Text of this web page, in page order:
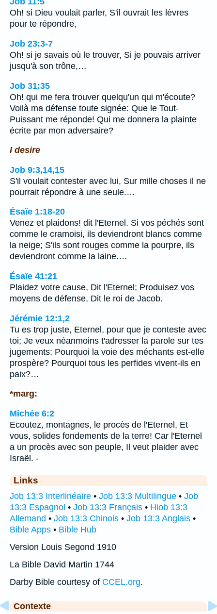
Oh! si Dieu voulait parler, S'il ouvrait les lèvres
pour te répondre,
Job 23:3-7
Oh! si je savais où le trouver, Si je pouvais arriver
jusqu'à son trône,…
Job 31:35
Oh! qui me fera trouver quelqu'un qui m'écoute?
Voilà ma défense toute signée: Que le Tout-
Puissant me réponde! Qui me donnera la plainte
écrite par mon adversaire?
I desire
Job 9:3,14,15
S'il voulait contester avec lui, Sur mille choses il ne
pourrait répondre à une seule.…
Ésaïe 1:18-20
Venez et plaidons! dit l'Eternel. Si vos péchés sont
comme le cramoisi, ils deviendront blancs comme
la neige; S'ils sont rouges comme la pourpre, ils
deviendront comme la laine.…
Ésaïe 41:21
Plaidez votre cause, Dit l'Eternel; Produisez vos
moyens de défense, Dit le roi de Jacob.
Jérémie 12:1,2
Tu es trop juste, Eternel, pour que je conteste avec
toi; Je veux néanmoins t'adresser la parole sur tes
jugements: Pourquoi la voie des méchants est-elle
prospère? Pourquoi tous les perfides vivent-ils en
paix?…
*marg:
Michée 6:2
Ecoutez, montagnes, le procès de l'Eternel, Et
vous, solides fondements de la terre! Car l'Eternel
a un procès avec son peuple, Il veut plaider avec
Israël. -
Links
Job 13:3 Interlinéaire • Job 13:3 Multilingue • Job
13:3 Espagnol • Job 13:3 Français • Hiob 13:3
Allemand • Job 13:3 Chinois • Job 13:3 Anglais •
Bible Apps • Bible Hub
Version Louis Segond 1910
La Bible David Martin 1744
Darby Bible courtesy of CCEL.org.
Contexte